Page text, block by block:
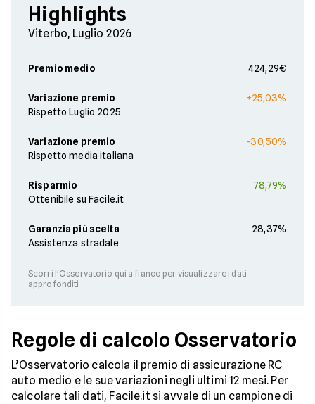
Highlights
Viterbo, Luglio 2026
Premio medio 424,29€
Variazione premio
Rispetto Luglio 2025
+25,03%
Variazione premio
Rispetto media italiana
-30,50%
Risparmio
Ottenibile su Facile.it
78,79%
Garanzia più scelta
Assistenza stradale
28,37%
Scorri l'Osservatorio qui a fianco per visualizzare i dati
approfonditi
Regole di calcolo Osservatorio
L’Osservatorio calcola il premio di assicurazione RC
auto medio e le sue variazioni negli ultimi 12 mesi. Per
calcolare tali dati, Facile.it si avvale di un campione di